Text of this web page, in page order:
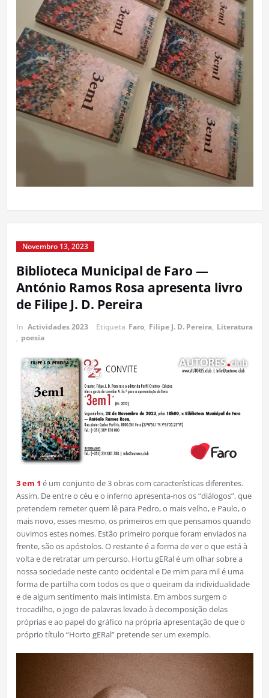
Novembro 13, 2023
Biblioteca Municipal de Faro —
António Ramos Rosa apresenta livro
de Filipe J. D. Pereira
In Actividades 2023 Etiqueta Faro, Filipe J. D. Pereira, Literatura
, poesia
3 em 1 é um conjunto de 3 obras com características diferentes.
Assim, De entre o céu e o inferno apresenta-nos os “diálogos”, que
pretendem remeter quem lê para Pedro, o mais velho, e Paulo, o
mais novo, esses mesmo, os primeiros em que pensamos quando
ouvimos estes nomes. Estão primeiro porque foram enviados na
frente, são os apóstolos. O restante é a forma de ver o que está à
volta e de retratar um percurso. Hortu gERal é um olhar sobre a
nossa sociedade neste canto ocidental e De mim para mil é uma
forma de partilha com todos os que o queiram da individualidade
e de algum sentimento mais intimista. Em ambos surgem o
trocadilho, o jogo de palavras levado à decomposição delas
próprias e ao papel do gráfico na própria apresentação de que o
próprio título “Horto gERal” pretende ser um exemplo.